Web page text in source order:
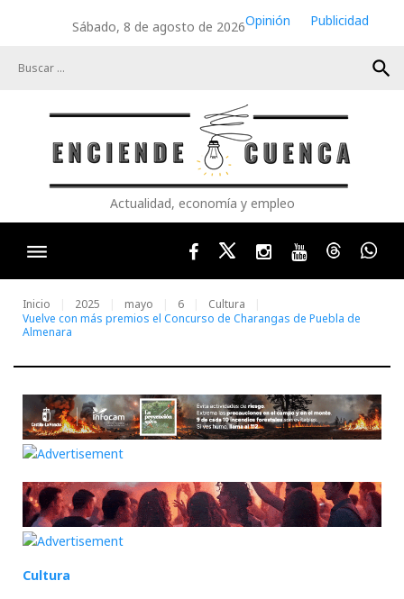
Sábado, 8 de agosto de 2026Opinión
Publicidad
search
Actualidad, economía y empleo
FacebookTwitterInstagram
YoutubeThreads
Inicio 2025 mayo 6
Cultura
Vuelve con más premios el Concurso de Charangas de Puebla de
Almenara
Cultura